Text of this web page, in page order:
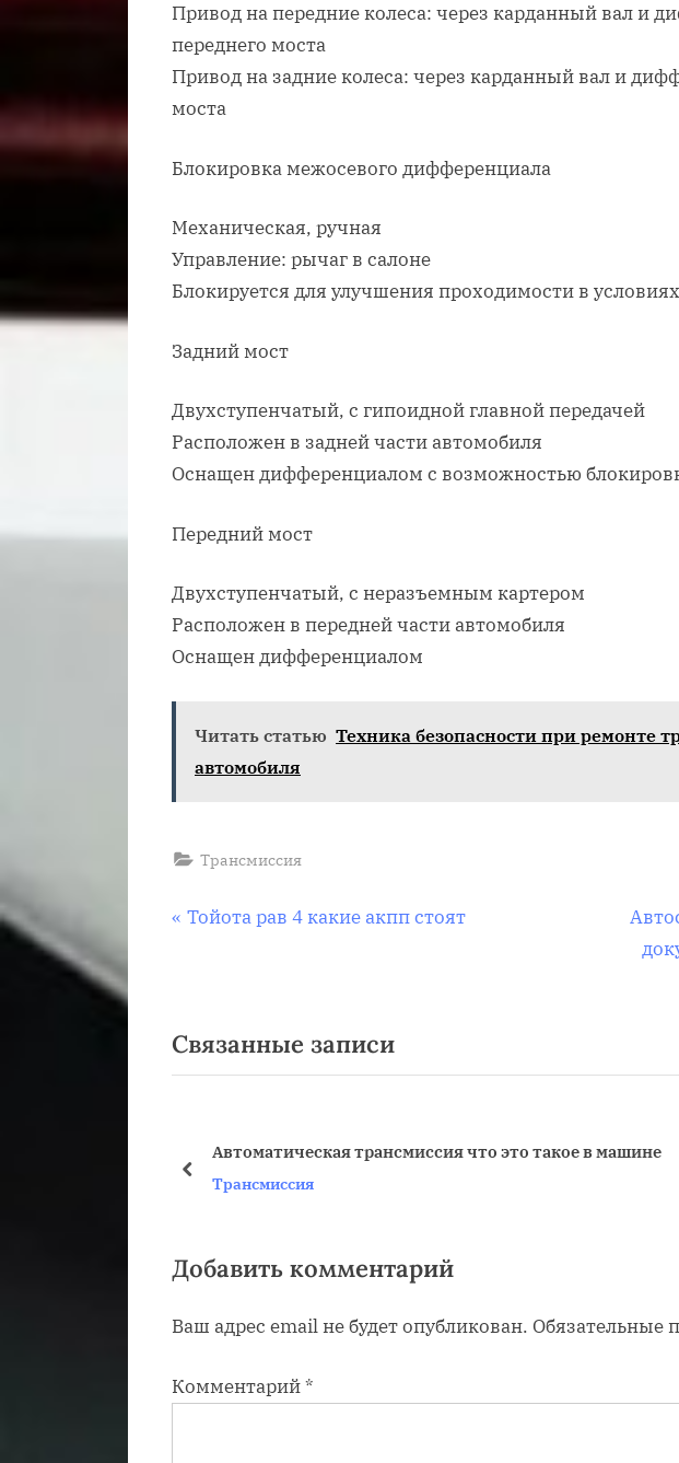
Привод на передние колеса: через карданный вал и
переднего моста
Привод на задние колеса: через карданный вал и
моста
Блокировка межосевого дифференциала
Механическая, ручная
Управление: рычаг в салоне
Блокируется для улучшения проходимости в
Задний мост
Двухступенчатый, с гипоидной главной передачей
Расположен в задней части автомобиля
Оснащен дифференциалом с возможностью
Передний мост
Двухступенчатый, с неразъемным картером
Расположен в передней части автомобиля
Оснащен дифференциалом
Читать статью Техника безопасности при ремонте
автомобиля
Трансмиссия
Навигация
П
ы
д
а
а
и
ь
Тойота рав 4 какие акпп стоят
С
ю
с
Связанные записи
Автоматическая трансмиссия что это такое в машине
Трансмиссия
пред
Добавить комментарий
Ваш адрес email не будет опубликован. Обязательные
Комментарий*